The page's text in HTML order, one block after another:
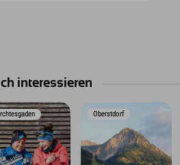
interessieren
Oberstdorf